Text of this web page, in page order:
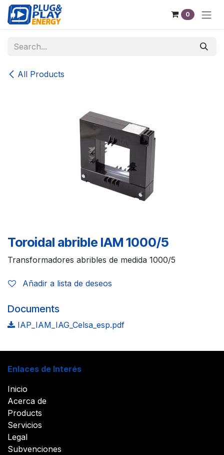
Skip to Content
0
All Products
Toroidal abrible IAM 1000/5
Transformadores abribles de medida 1000/5
Añadir a lista de deseos
Documents
IAP_IAM_IAG_Celsa_esp.pdf
Enlaces de Interés
Inicio
Acerca de
Products
Servicios
Legal
Subvenciones